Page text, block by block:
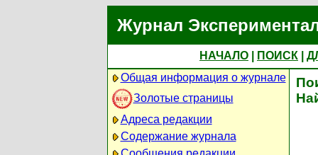
Журнал
НАЧАЛО ПОИСК
Общая информация о журнале
Золотые страницы
Адреса редакции
Содержание журнала